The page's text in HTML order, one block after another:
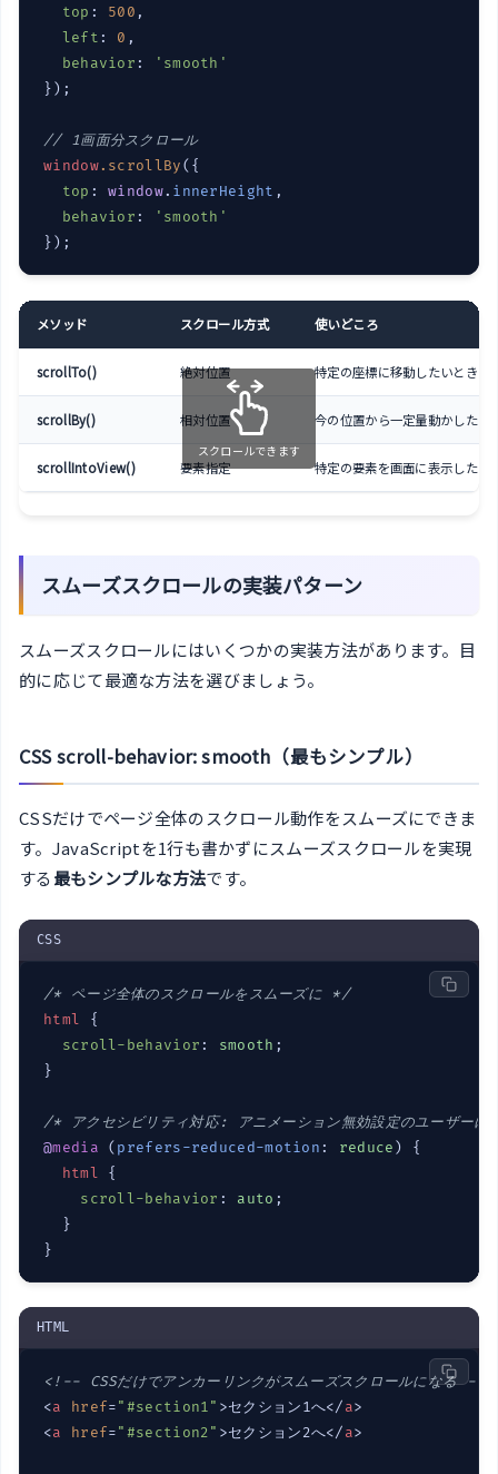
top : 500 ,
left : 0 ,
behavior :
'smooth'
});
// 1画面分スクロール
window. scrollBy({
top : window. innerHeight ,
behavior :
'smooth'
});
メソッド スクロール方式 使いどころ
scrollTo() 絶対位置 特定の座標に移動したいとき
scrollBy() 相対位置 今の位置から一定量動かしたい
scrollIntoView() 要素指定 特定の要素を画面に表示したい
スクロールできます
スムーズスクロールの実装パターン
スムーズスクロールにはいくつかの実装方法があります。目
的に応じて最適な方法を選びましょう。
CSS scroll-behavior: smooth（最もシンプル）
CSSだけでページ全体のスクロール動作をスムーズにできま
す。JavaScriptを1行も書かずにスムーズスクロールを実現
する最もシンプルな方法です。
CSS
/* ページ全体のスクロールをスムーズに */
html {
scroll-behavior : smooth ;
}
/* アクセシビリティ対応: アニメーション無効設定のユーザー
@media ( prefers-reduced-motion : reduce) {
html {
scroll-behavior : auto ;
  }
}
HTML
<!-- CSSだけでアンカーリンクがスムーズスクロールになる -->
<a href="#section1" >セクション1へ</a>
<a href="#section2" >セクション2へ</a>